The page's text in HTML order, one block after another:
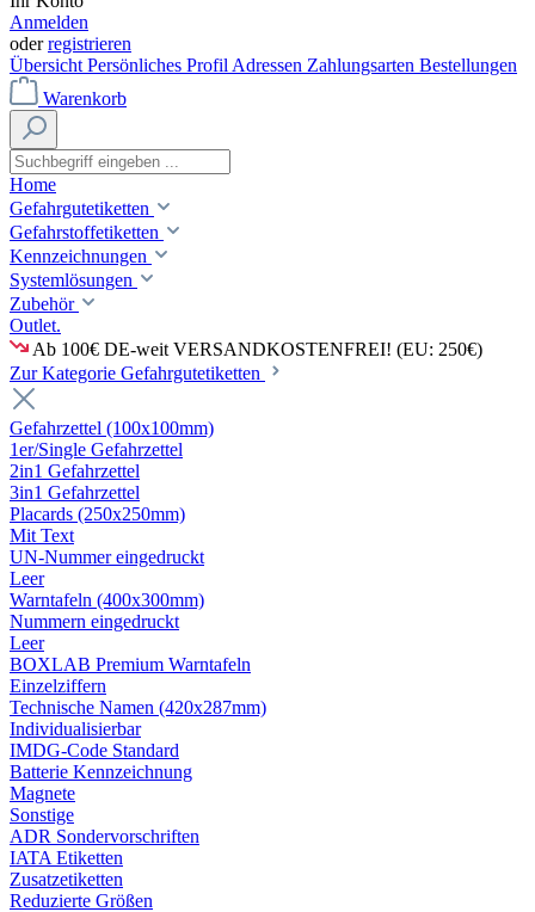
Anmelden
oderregistrieren
Übersicht Persönliches Profil Adressen Zahlungsarten Bestellungen
Warenkorb
Home
Gefahrgutetiketten
Gefahrstoffetiketten
Kennzeichnungen
Systemlösungen
Zubehör
Outlet.
Ab 100€ DE-weit VERSANDKOSTENFREI! (EU: 250€)
Zur Kategorie Gefahrgutetiketten
Gefahrzettel (100x100mm)
1er/Single Gefahrzettel
2in1 Gefahrzettel
3in1 Gefahrzettel
Placards (250x250mm)
Mit Text
UN-Nummer eingedruckt
Leer
Warntafeln (400x300mm)
Nummern eingedruckt
Leer
BOXLAB Premium Warntafeln
Einzelziffern
Technische Namen (420x287mm)
Individualisierbar
IMDG-Code Standard
Batterie Kennzeichnung
Magnete
Sonstige
ADR Sondervorschriften
IATA Etiketten
Zusatzetiketten
Reduzierte Größen